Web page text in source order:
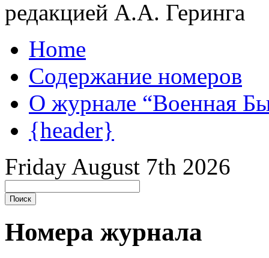
редакцией А.А. Геринга
Home
Содержание номеров
О журнале “Военная
{header}
Friday August 7th 2026
Номера журнала